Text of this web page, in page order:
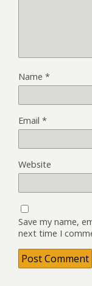
Name *
Email *
Website
Save my name,
next time I